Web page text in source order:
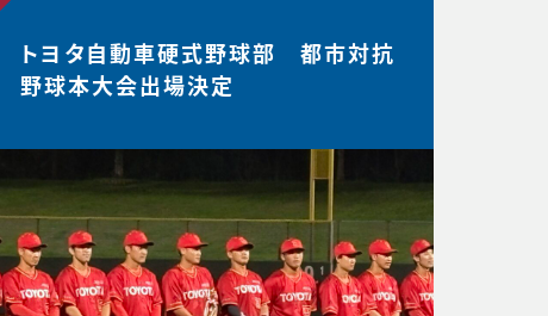
トヨタ自動車硬式野球部 都市対抗
野球本大会出場決定